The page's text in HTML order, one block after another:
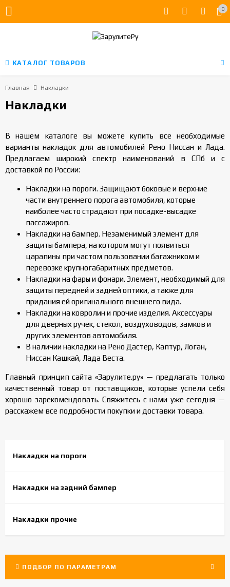
0
КАТАЛОГ ТОВАРОВ
Главная Накладки
Накладки
В нашем каталоге вы можете купить все необходимые
варианты накладок для автомобилей Рено Ниссан и Лада.
Предлагаем широкий спектр наименований в СПб и с
доставкой по России:
Накладки на пороги. Защищают боковые и верхние
части внутреннего порога автомобиля, которые
наиболее часто страдают при посадке-высадке
пассажиров.
Накладки на бампер. Незаменимый элемент для
защиты бампера, на котором могут появиться
царапины при частом пользовании багажником и
перевозке крупногабаритных предметов.
Накладки на фары и фонари. Элемент, необходимый для
защиты передней и задней оптики, а также для
придания ей оригинального внешнего вида.
Накладки на ковролин и прочие изделия. Аксессуары
для дверных ручек, стекол, воздуховодов, замков и
других элементов автомобиля.
В наличии накладки на Рено Дастер, Каптур, Логан,
Ниссан Кашкай, Лада Веста.
Главный принцип сайта «Зарулите.ру» — предлагать только
качественный товар от поставщиков, которые успели себя
хорошо зарекомендовать. Свяжитесь с нами уже сегодня —
расскажем все подробности покупки и доставки товара.
Накладки на пороги
Накладки на задний бампер
Накладки прочие
ПОДБОР ПО ПАРАМЕТРАМ